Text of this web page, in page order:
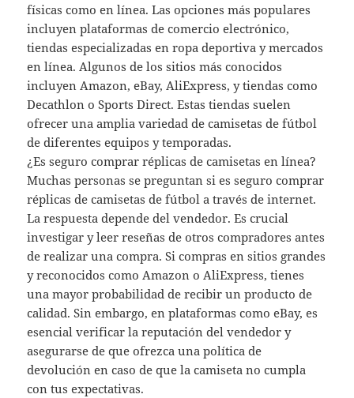
físicas como en línea. Las opciones más populares
incluyen plataformas de comercio electrónico,
tiendas especializadas en ropa deportiva y mercados
en línea. Algunos de los sitios más conocidos
incluyen Amazon, eBay, AliExpress, y tiendas como
Decathlon o Sports Direct. Estas tiendas suelen
ofrecer una amplia variedad de camisetas de fútbol
de diferentes equipos y temporadas.
¿Es seguro comprar réplicas de camisetas en línea?
Muchas personas se preguntan si es seguro comprar
réplicas de camisetas de fútbol a través de internet.
La respuesta depende del vendedor. Es crucial
investigar y leer reseñas de otros compradores antes
de realizar una compra. Si compras en sitios grandes
y reconocidos como Amazon o AliExpress, tienes
una mayor probabilidad de recibir un producto de
calidad. Sin embargo, en plataformas como eBay, es
esencial verificar la reputación del vendedor y
asegurarse de que ofrezca una política de
devolución en caso de que la camiseta no cumpla
con tus expectativas.